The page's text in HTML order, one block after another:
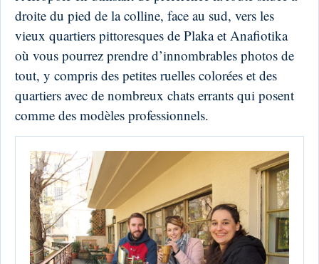
droite du pied de la colline, face au sud, vers les
vieux quartiers pittoresques de Plaka et Anafiotika
où vous pourrez prendre d’innombrables photos de
tout, y compris des petites ruelles colorées et des
quartiers avec de nombreux chats errants qui posent
comme des modèles professionnels.